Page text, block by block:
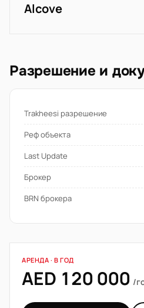
Alcove
Разрешение и
Trakheesi разрешение
Реф объекта
Last Update
Брокер
BRN брокера
АРЕНДА · В ГОД
AED 120 000 /